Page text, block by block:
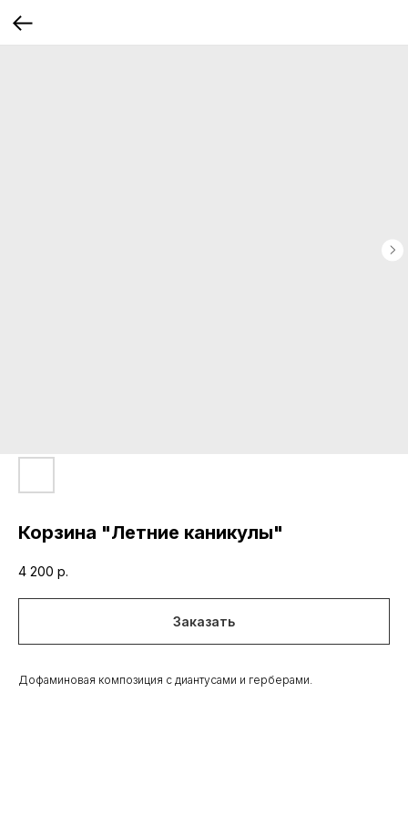
Корзина "Летние каникулы"
4 200 р.
Заказать
Дофаминовая композиция с диантусами и герберами.